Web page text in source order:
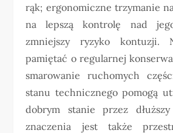
rąk; ergonomiczne trzymanie
na lepszą kontrolę nad
zmniejszy ryzyko kontuzji.
pamiętać o regularnej
smarowanie ruchomych
stanu technicznego pomogą
dobrym stanie przez
znaczenia jest także